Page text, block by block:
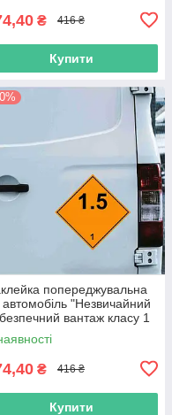
₴ 416 ₴
Купити
попереджувальна
автомобіль "Незвичайний
вантаж класу 1
з оракалу
₴ 416 ₴
Купити